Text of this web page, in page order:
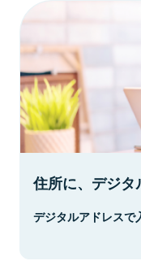
住所に、デジタ
デジタルアドレスで